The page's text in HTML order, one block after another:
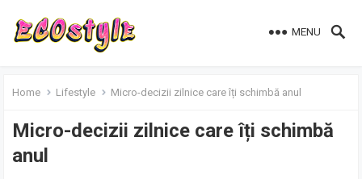
MENU
Home Lifestyle Micro-decizii zilnice care îți schimbă anul
Micro-decizii zilnice care îți schimbă
anul